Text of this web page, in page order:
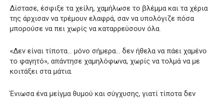
Δίστασε, έσφιξε τα χείλη, χαμήλωσε το βλέμμα και τα χέρια
της άρχισαν να τρέμουν ελαφρά, σαν να υπολόγιζε πόσα
μπορούσε να πει χωρίς να καταρρεύσουν όλα.
«Δεν είναι τίποτα… μόνο σήμερα… δεν ήθελα να πάει χαμένο
το φαγητό», απάντησε χαμηλόφωνα, χωρίς να τολμά να με
κοιτάξει στα μάτια.
Ένιωσα ένα μείγμα θυμού και σύγχυσης, γιατί τίποτα δεν